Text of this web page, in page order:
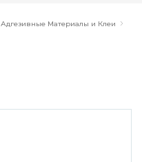
Адгезивные Материалы и Клеи